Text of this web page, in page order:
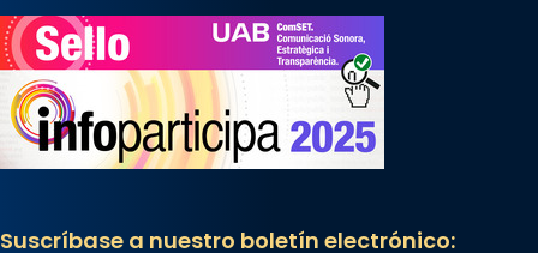
Suscríbase a nuestro boletín electrónico: